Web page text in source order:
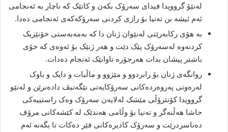
لەنێۆ گرووپدا فیدای سەرۆک بکەن و کاتێک کە ناچار بە ئەنجامی
ئەم ئیشە بن تەنیا بۆ رازی کردنی سەرۆکەکەی ئەنجامی دەدا.
بە هۆی رکابەرێتی لەنێوان ژنان دا کە بەمەبەستی خۆنێزیک
کردنەوە لەسەرۆک پێک دێت و هەر ژنێک بۆ ئەوەی کە خۆی
باشتر پیشان بدات هەرجۆرە تاوانێک ئەنجام دەدات.
روانگەی ژنان بۆ رابردوو و مێژوو و ماڵبات و دایک و باوک
لەرەوتی پەروەردەکانی سەرۆکایەتی نێگەتیڤ دادەنرێن و لەنێو
گرووپدا کۆنترۆڵی مێشک لەلایەن سەرۆک وەک راستییەکی
حاشا هەڵنەگر و تەنیا بۆ وڵامی هەندێک لە کێشەکانی مرۆف
دەناسردرێت و سەرۆک کادیرەکانی فێر دەکات تا بگەنە ئەم